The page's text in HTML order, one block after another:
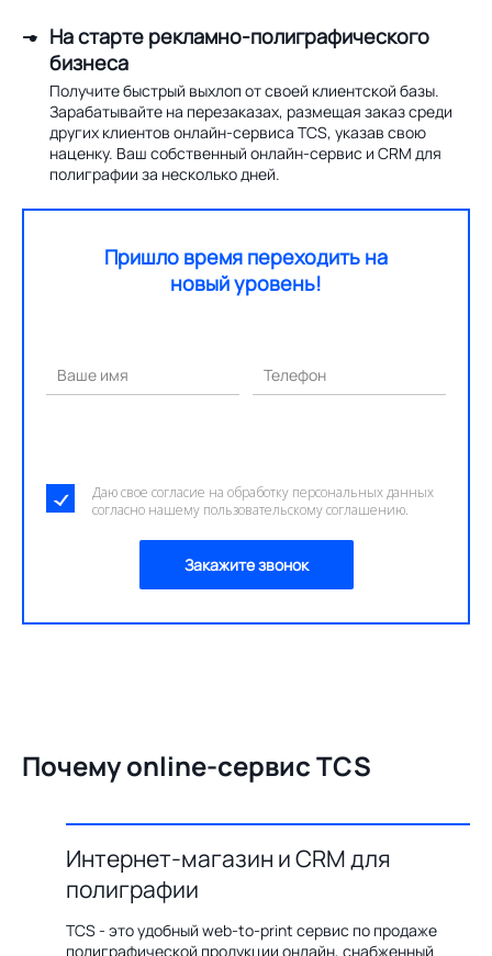
На старте рекламно-полиграфического
бизнеса
Получите быстрый выхлоп от своей клиентской базы.
Зарабатывайте на перезаказах, размещая заказ среди
других клиентов онлайн-сервиса TCS, указав свою
наценку. Ваш собственный онлайн-сервис и CRM для
полиграфии за несколько дней.
Пришло время переходить на
новый уровень!
Ваше имя Телефон
Даю свое согласие на обработку персональных данных
согласно нашему пользовательскому соглашению.
Закажите звонок
Почему online-сервис TCS
Интернет-магазин и CRM для
полиграфии
TCS - это удобный web-to-print сервис по продаже
полиграфической продукции онлайн, снабженный